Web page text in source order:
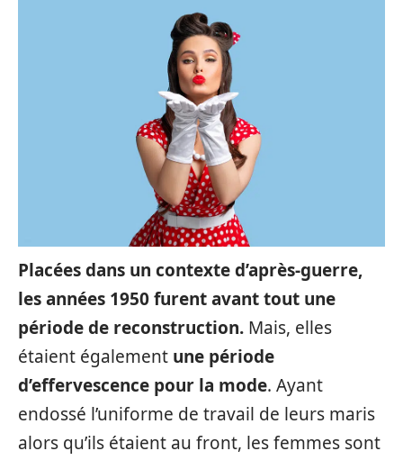
Placées dans un contexte d’après-guerre,
les années 1950 furent avant tout une
période de reconstruction. Mais, elles
étaient également une période
d’effervescence pour la mode. Ayant
endossé l’uniforme de travail de leurs maris
alors qu’ils étaient au front, les femmes sont